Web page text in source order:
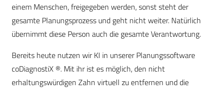
einem Menschen, freigegeben werden, sonst steht der
gesamte Planungsprozess und geht nicht weiter. Natürlich
übernimmt diese Person auch die gesamte Verantwortung.
Bereits heute nutzen wir KI in unserer Planungssoftware
coDiagnostiX ®. Mit ihr ist es möglich, den nicht
erhaltungswürdigen Zahn virtuell zu entfernen und die